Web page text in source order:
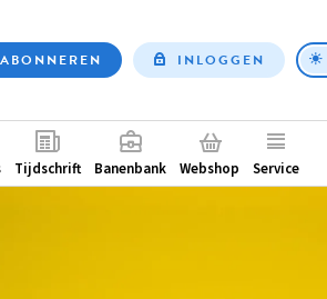
ABONNEREN INLOGGEN
Tijdschrift Banenbank Webshop Service